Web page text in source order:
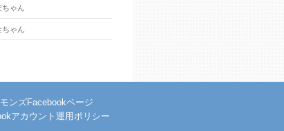
ちゃん
ちゃん
ンズFacebookページ
アカウント運用ポリシー